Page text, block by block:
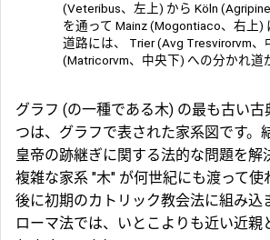
(Veteribus、左上) から Köln
を通って Mainz (Mogontiaco、右上)
道路には、 Trier (Avg Tresvirorvm、
(Matricorvm、中央下) への分かれ道
グラフ (の一種である木) の最も古い
つは、グラフで表された家系図です。
皇帝の跡継ぎに関する法的な問題を解
複雑な家系 "木" が何世紀にも渡って使
後に初期のカトリック教会法に組み込
ローマ法では、いとこよりも近い近親